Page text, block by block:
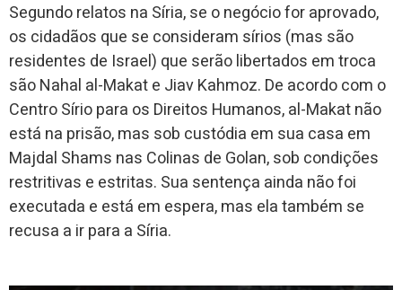
Segundo relatos na Síria, se o negócio for aprovado,
os cidadãos que se consideram sírios (mas são
residentes de Israel) que serão libertados em troca
são Nahal al-Makat e Jiav Kahmoz. De acordo com o
Centro Sírio para os Direitos Humanos, al-Makat não
está na prisão, mas sob custódia em sua casa em
Majdal Shams nas Colinas de Golan, sob condições
restritivas e estritas. Sua sentença ainda não foi
executada e está em espera, mas ela também se
recusa a ir para a Síria.